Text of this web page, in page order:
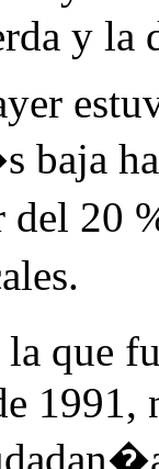
y la
20
la que